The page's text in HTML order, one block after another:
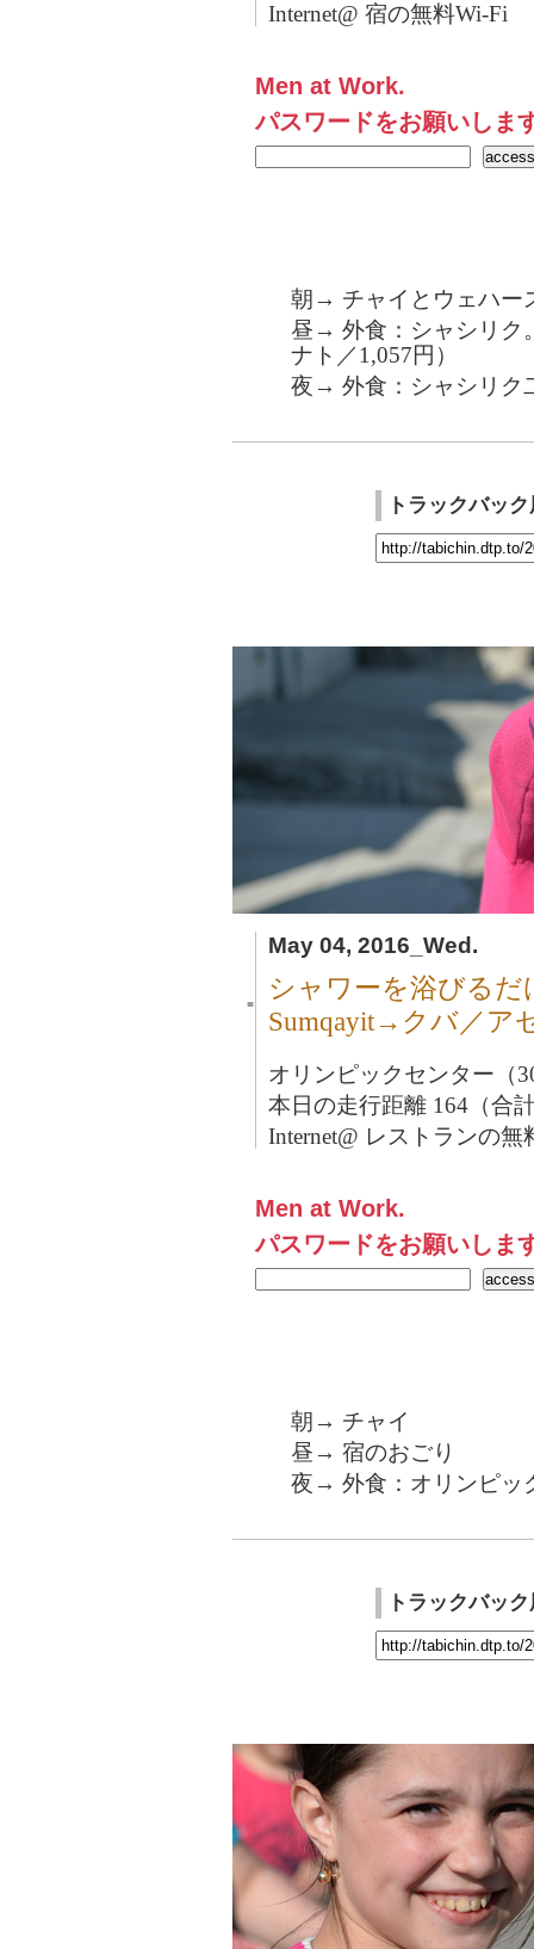
Internet@ 宿の無料Wi-Fi
Men at Work.
パスワードをお願いしま
朝→ チャイとウェハー
昼→ 外食：シャシリク
ナト／1,057円）
夜→ 外食：シャシリク
トラックバッ
May 04, 2016_Wed.
■
シャワーを浴びるだ
Sumqayit→クバ／ア
オリンピックセンター（
本日の走行距離 164（合
Internet@ レストランの無
Men at Work.
パスワードをお願いしま
朝→ チャイ
昼→ 宿のおごり
夜→ 外食：オリンピッ
トラックバッ